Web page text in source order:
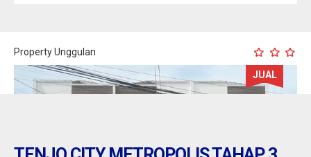
Property Unggulan
JUAL